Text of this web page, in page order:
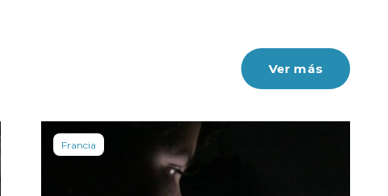
Ver más
Francia